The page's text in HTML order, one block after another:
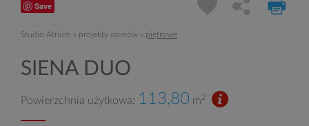
Save
Studio Atrium » projekty domów » piętrowe
SIENA DUO
Powierzchnia użytkowa: 113,80 m2